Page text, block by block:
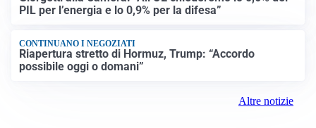
PIL per l’energia e lo 0,9% per la difesa”
CONTINUANO I NEGOZIATI
Riapertura stretto di Hormuz, Trump: “Accordo
possibile oggi o domani”
Altre notizie